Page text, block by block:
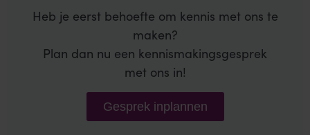
Heb je eerst behoefte om kennis met ons te
maken?
Plan dan nu een kennismakingsgesprek
met ons in!
Gesprek inplannen